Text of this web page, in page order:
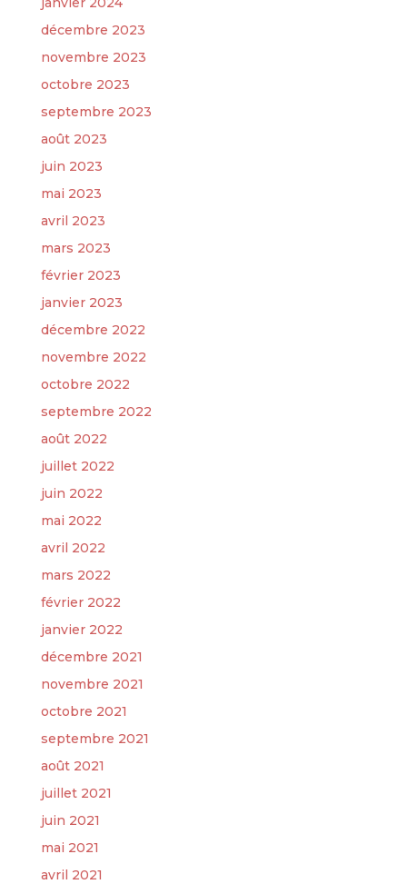
décembre 2023
novembre 2023
octobre 2023
septembre 2023
août 2023
juin 2023
mai 2023
avril 2023
mars 2023
février 2023
janvier 2023
décembre 2022
novembre 2022
octobre 2022
septembre 2022
août 2022
juillet 2022
juin 2022
mai 2022
avril 2022
mars 2022
février 2022
janvier 2022
décembre 2021
novembre 2021
octobre 2021
septembre 2021
août 2021
juillet 2021
juin 2021
mai 2021
avril 2021